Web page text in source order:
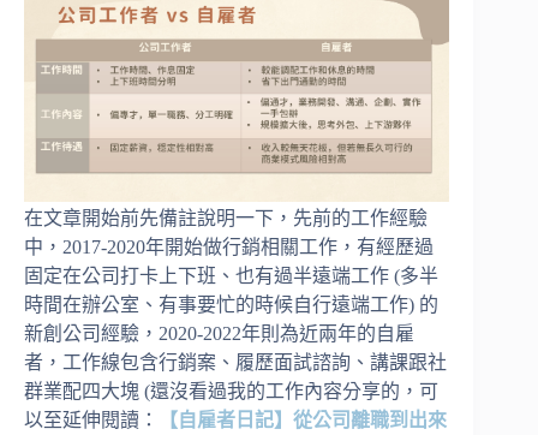
在文章開始前先備註說明一下，先前的工作經驗
中，2017-2020年開始做行銷相關工作，有經歷過
固定在公司打卡上下班、也有過半遠端工作 (多半
時間在辦公室、有事要忙的時候自行遠端工作) 的
新創公司經驗，2020-2022年則為近兩年的自雇
者，工作線包含行銷案、履歷面試諮詢、講課跟社
群業配四大塊 (還沒看過我的工作內容分享的，可
以至延伸閱讀：
【自雇者日記】從公司離職到出來